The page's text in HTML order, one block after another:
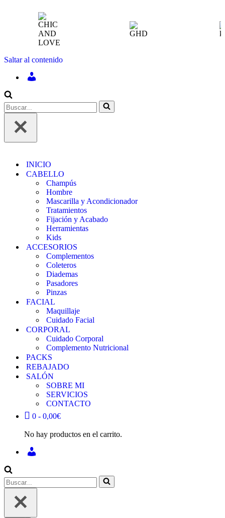
Saltar al contenido
REGÍSTRATE
Buscar...
INICIO
CABELLO
Champús
Hombre
Mascarilla y Acondicionador
Tratamientos
Fijación y Acabado
Herramientas
Kids
ACCESORIOS
Complementos
Coleteros
Diademas
Pasadores
Pinzas
FACIAL
Maquillaje
Cuidado Facial
CORPORAL
Cuidado Corporal
Complemento Nutricional
PACKS
REBAJADO
SALÓN
SOBRE MI
SERVICIOS
CONTACTO
0 - 0,00€
No hay productos en el carrito.
REGÍSTRATE
Buscar...